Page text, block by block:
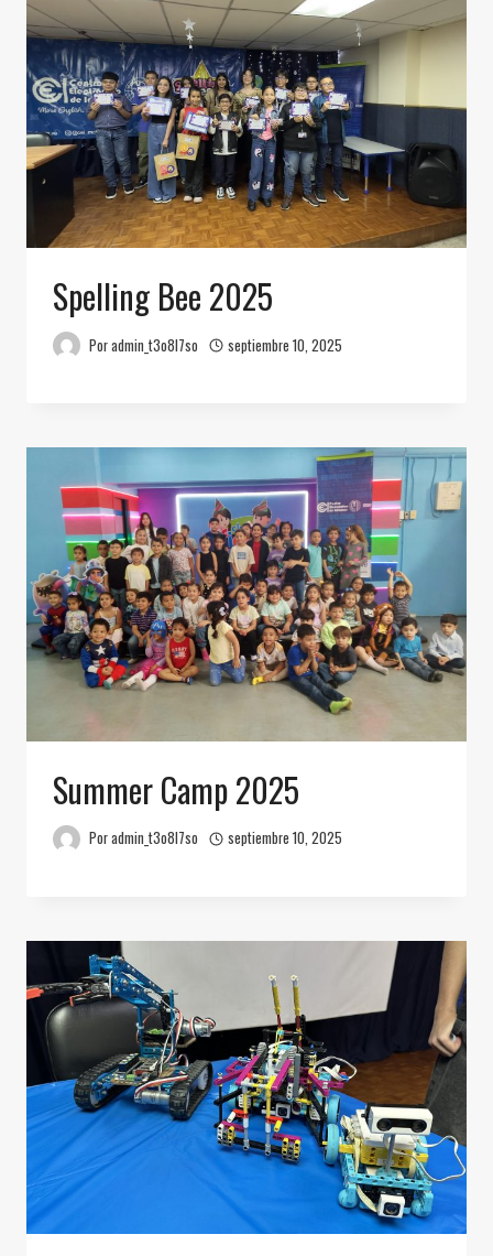
Spelling Bee 2025
Poradmin_t3o8l7so septiembre 10, 2025
Summer Camp 2025
Poradmin_t3o8l7so septiembre 10, 2025